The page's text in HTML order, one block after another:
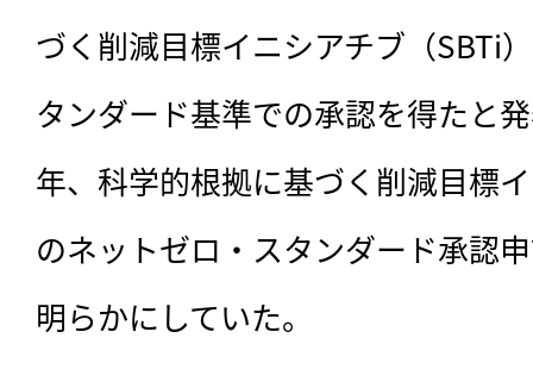
づく削減目標イニシアチブ（SBTi
タンダード基準での承認を得たと
年、科学的根拠に基づく削減目標
のネットゼロ・スタンダード承認
明らかにしていた。